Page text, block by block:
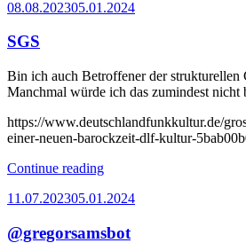
Posted
08.08.202305.01.2024
SGS
Bin ich auch Betroffener der strukturellen
Manchmal würde ich das zumindest nicht
https://www.deutschlandfunkkultur.de/
einer-neuen-barockzeit-dlf-kultur-
Continue reading“SGS”
Posted
11.07.202305.01.2024
@gregorsamsbot